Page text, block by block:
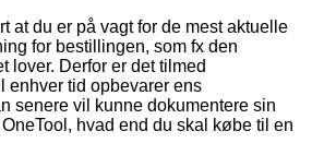
at du er på vagt for de mest aktuelle
for bestillingen, som fx den
lover. Derfor er det tilmed
enhver tid opbevarer ens
senere vil kunne dokumentere sin
hvad end du skal købe til en